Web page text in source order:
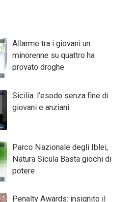
Allarme tra i giovani un
minorenne su quattro ha
provato droghe
Sicilia: l’esodo senza fine di
giovani e anziani
Parco Nazionale degli Iblei,
Natura Sicula Basta giochi di
potere
Penalty Awards: insignito il